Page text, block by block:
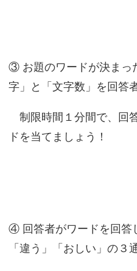
③ お題のワードが決まっ
字」と「文字数」を回答
制限時間１分間で、回
ドを当てましょう！
④ 回答者がワードを回答
「違う」「おしい」の３